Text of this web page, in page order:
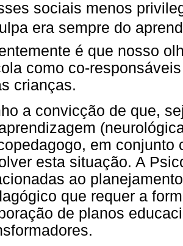
sociais menos
era sempre do
é que nosso
como co-
crianças.
a convicção de que,
em conjunto
esta situação. A
ao
que requer a
de planos